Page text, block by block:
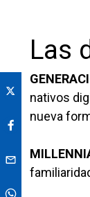
Las
nativos
nueva